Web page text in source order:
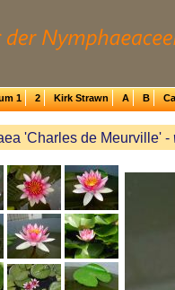
1 2 Kirk Strawn A B
'Charles de Meurville' -